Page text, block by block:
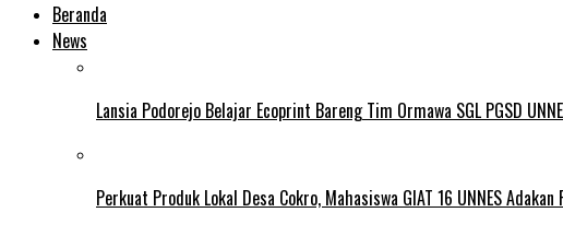
Beranda
News
Lansia Podorejo Belajar Ecoprint Bareng Tim Ormawa SGL PGSD
Perkuat Produk Lokal Desa Cokro, Mahasiswa GIAT 16 UNNES